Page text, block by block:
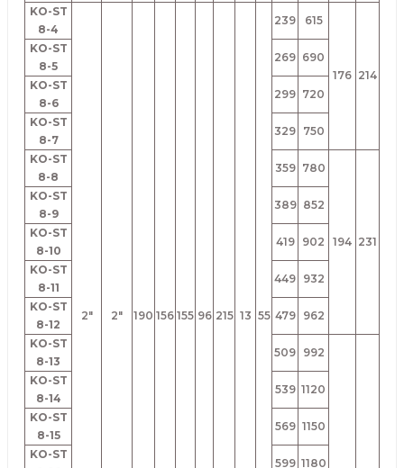
KO-ST
8-4
2" 2" 190 156 155 96 215 13 55
239 615
176 214
KO-ST
8-5
269 690
KO-ST
8-6
299 720
KO-ST
8-7
329 750
KO-ST
8-8
359 780
194 231
KO-ST
8-9
389 852
KO-ST
8-10
419 902
KO-ST
8-11
449 932
KO-ST
8-12
479 962
KO-ST
8-13
509 992
KO-ST
8-14
539 1120
KO-ST
8-15
569 1150
KO-ST
599 1180